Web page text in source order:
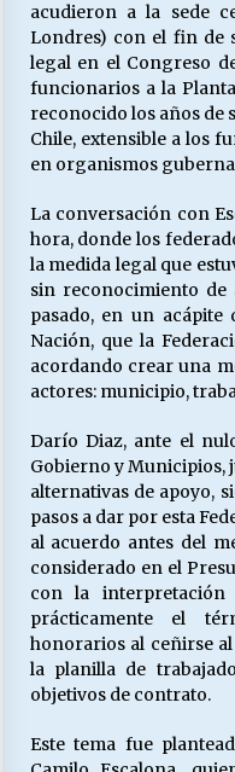
18/04/
Chile y
06/04/
acudieron a la sede
Londres) con el fin de
legal en el Congreso
funcionarios a la
reconocido los años de
Chile, extensible a los
en organismos
La conversación con
hora, donde los
la medida legal que
sin reconocimiento de
pasado, en un acápite
Nación, que la
acordando crear una
actores: municipio,
Darío Diaz, ante el
Gobierno y Municipios,
alternativas de apoyo,
pasos a dar por esta
al acuerdo antes del
considerado en el
con la
prácticamente el
honorarios al ceñirse
la planilla de
objetivos de contrato.
Este tema fue